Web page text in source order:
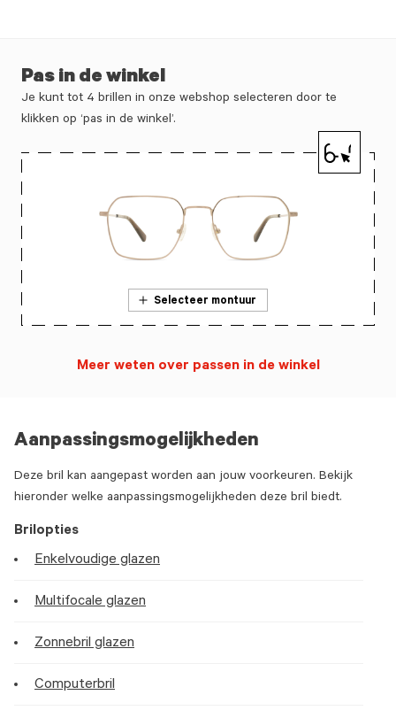
Aanpassingsmogelijkheden
Deze bril kan aangepast worden aan jouw voorkeuren. Bekijk
hieronder welke aanpassingsmogelijkheden deze bril biedt.
Brilopties
Enkelvoudige glazen
Multifocale glazen
Zonnebril glazen
Computerbril
Pas in de winkel
Je kunt tot 4 brillen in onze webshop selecteren door te
klikken op ‘pas in de winkel’.
Selecteer montuur
Meer weten over passen in de winkel